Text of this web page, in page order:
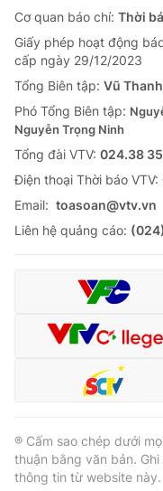
Cơ quan báo chí: Thời
Giấy phép hoạt động
cấp ngày 29/12/2023
Tổng Biên tập: Vũ
Phó Tổng Biên tập:
Nguyễn Trọng Ninh
Tổng đài VTV: 024.38
Ðiện thoại Thời báo VTV:
Email: toasoan@vtv.vn
Liên hệ quảng cáo:
® Cấm sao chép dưới
thuận bằng văn bản.
thông tin từ website này.